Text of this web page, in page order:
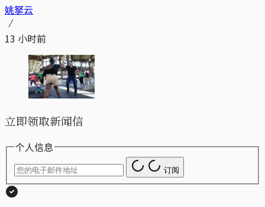
姚拏云
13 小时前
立即领取新闻信
个人信息
订阅